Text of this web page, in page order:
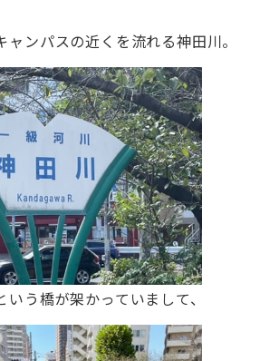
ンパスの近くを流れる神田川。
う橋が架かっていまして、